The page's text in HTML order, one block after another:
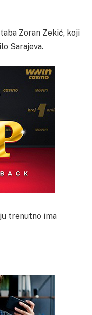
Zoran Zekić, koji
Sarajeva.
trenutno ima